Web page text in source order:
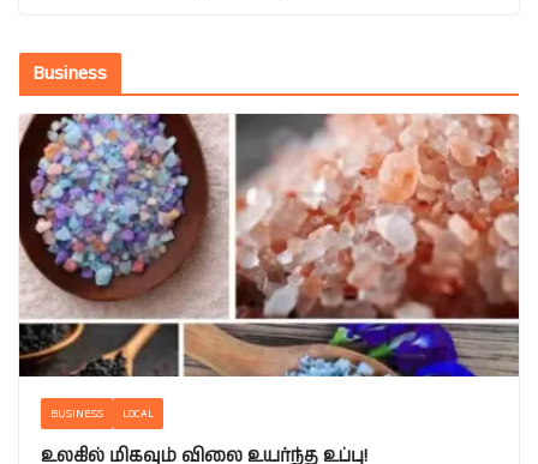
Business
BUSINESS LOCAL
உலகில் மிகவும் விலை உயர்ந்த உப்பு!